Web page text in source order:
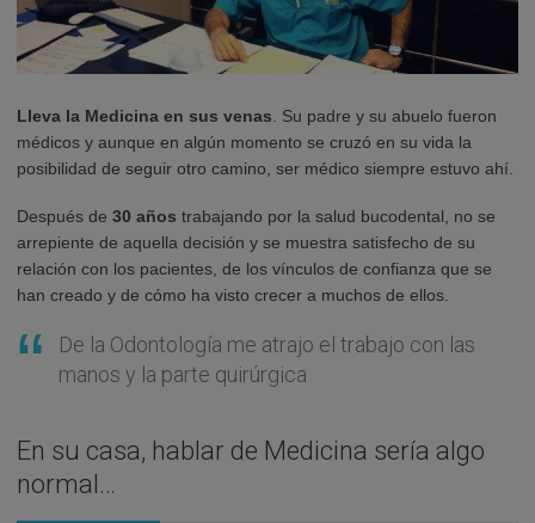
Lleva la Medicina en sus venas . Su padre y su abuelo fueron
médicos y aunque en algún momento se cruzó en su vida la
posibilidad de seguir otro camino, ser médico siempre estuvo ahí.
Después de 30 años trabajando por la salud bucodental, no se
arrepiente de aquella decisión y se muestra satisfecho de su
relación con los pacientes, de los vínculos de confianza que se
han creado y de cómo ha visto crecer a muchos de ellos.
De la Odontología me atrajo el trabajo con las
manos y la parte quirúrgica
En su casa, hablar de Medicina sería algo
normal…